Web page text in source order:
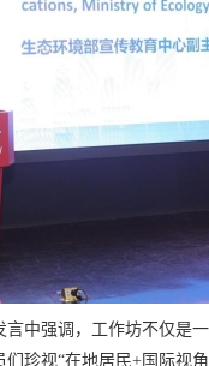
中强调，工作坊不仅是
珍视“在地居民+国际视